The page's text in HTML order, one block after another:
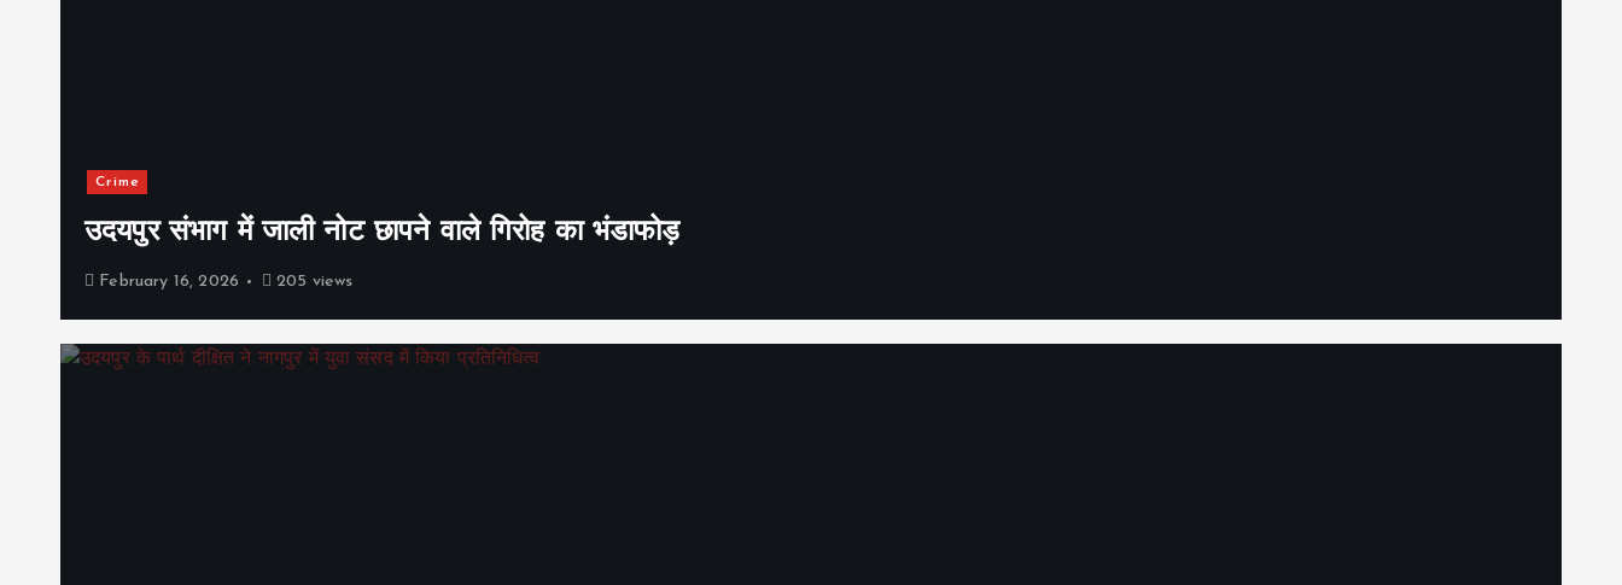
Crime
उदयपुर संभाग में जाली नोट छापने वाले गिरोह का भंडाफोड़
February 16, 2026 205 views